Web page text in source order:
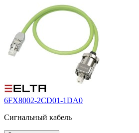
6FX8002-2CD01-1DA0
Сигнальный кабель